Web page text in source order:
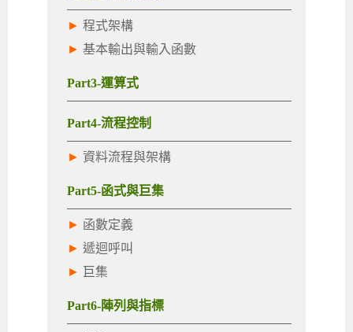
► 程式架構
► 基本輸出與輸入函數
Part3-運算式
Part4-流程控制
► 資料流程與架構
Part5-函式與巨集
► 函數定義
► 遞迴呼叫
►
巨集
Part6-陣列與指標